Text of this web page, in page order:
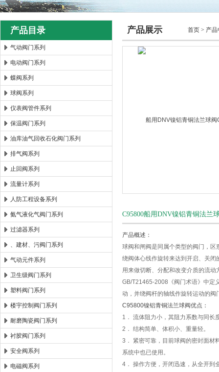
郑州森玛自控阀门有限公司
产品目录
气动阀门系列
电动阀门系列
蝶阀系列
球阀系列
仪表阀管件系列
保温阀门系列
油库油气回收石化阀门系列
排气阀系列
止回阀系列
流量计系列
人防工程设备系列
氨气液化气阀门系列
过滤器系列
、建材、污阀门系列
气动元件系列
卫生级阀门系列
塑料阀门系列
楼宇控制阀门系列
耐磨陶瓷阀门系列
衬胶阀门系列
安全阀系列
电磁阀系列
产品展示 首页 > 产品
C95800船用DNV镍铝青铜法兰
产品概述：
球阀和闸阀是同属个类型的阀门，区
绕阀体心线作旋转来达到开启、关闭
用来做切断、分配和改变介质的流动
GB/T21465-2008《阀门术语》中定
动，并绕阀杆的轴线作旋转运动的阀
C95800镍铝青铜法兰球阀优点：
1． 流体阻力小，其阻力系数与同长
2． 结构简单、体积小、重量轻。
3． 紧密可靠，目前球阀的密封面材
系统中也已使用。
4． 操作方便，开闭迅速，从全开到